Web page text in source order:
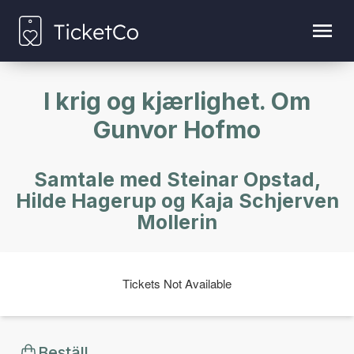
I krig og kjærlighet. Om
Gunvor Hofmo
Samtale med Steinar Opstad,
Hilde Hagerup og Kaja Schjerven
Mollerin
Tickets Not Available